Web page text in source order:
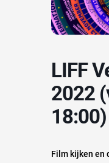
LIFF Veni Vidi Vino
2022
18:00)
Film kijken en